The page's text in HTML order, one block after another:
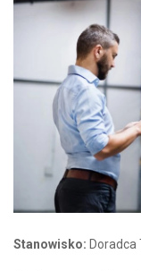
Stanowisko: